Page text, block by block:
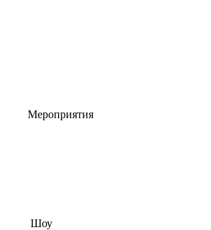
Мероприятия
Шоу